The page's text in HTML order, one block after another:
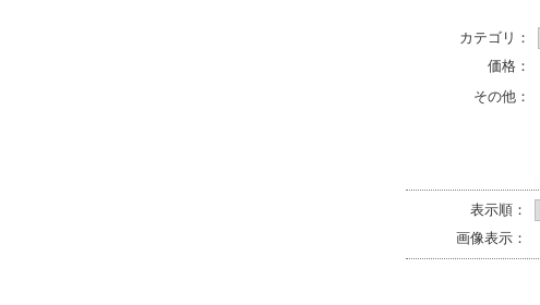
カテゴリ：
価格：
その他：
表示順：
画像表示：